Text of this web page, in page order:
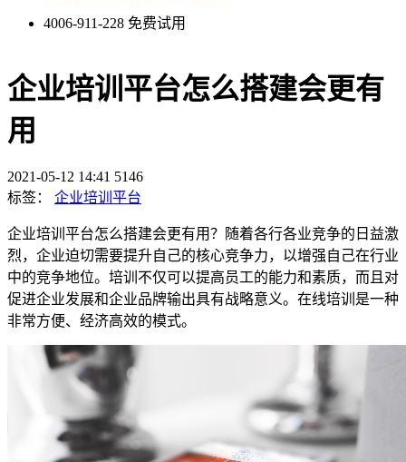
4006-911-228 免费试用
企业培训平台怎么搭建会更有
用
2021-05-12 14:41 5146
标签：
企业培训平台
企业培训平台怎么搭建会更有用？随着各行各业竞争的日益激
烈，企业迫切需要提升自己的核心竞争力，以增强自己在行业
中的竞争地位。培训不仅可以提高员工的能力和素质，而且对
促进企业发展和企业品牌输出具有战略意义。在线培训是一种
非常方便、经济高效的模式。